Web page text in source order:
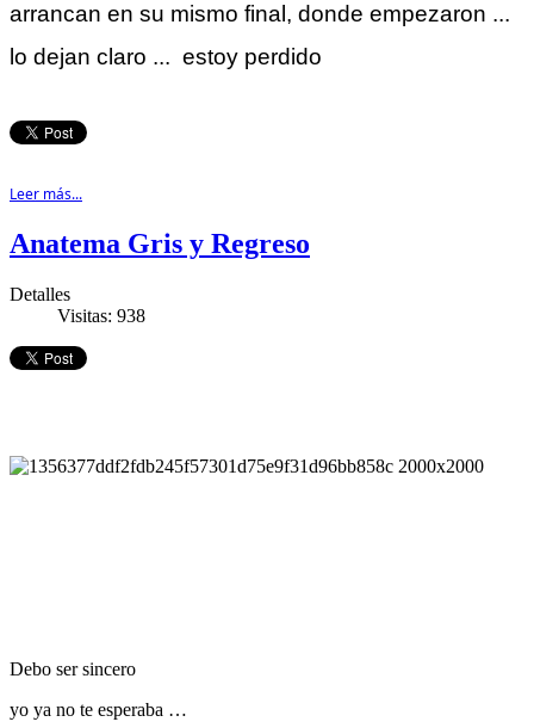
arrancan en su mismo final, donde empezaron ...
lo dejan claro ... estoy perdido
Leer más...
Anatema Gris y Regreso
Detalles
Visitas: 938
Debo ser sincero
yo ya no te esperaba …